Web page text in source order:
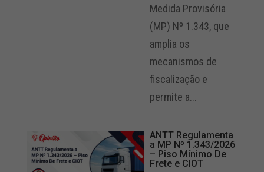
Medida Provisória
(MP) Nº 1.343, que
amplia os
mecanismos de
fiscalização e
permite a...
ANTT Regulamenta
a MP Nº 1.343/2026
– Piso Mínimo De
Frete e CIOT